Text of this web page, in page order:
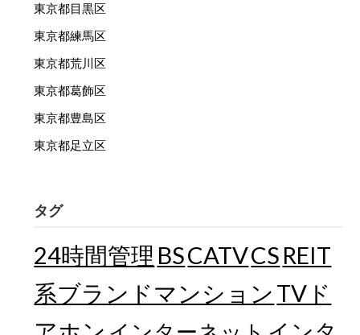
東京都目黒区
東京都練馬区
東京都荒川区
東京都葛飾区
東京都豊島区
東京都足立区
タグ
24時間管理 BSCATVCS REIT
系ブランドマンション TVド